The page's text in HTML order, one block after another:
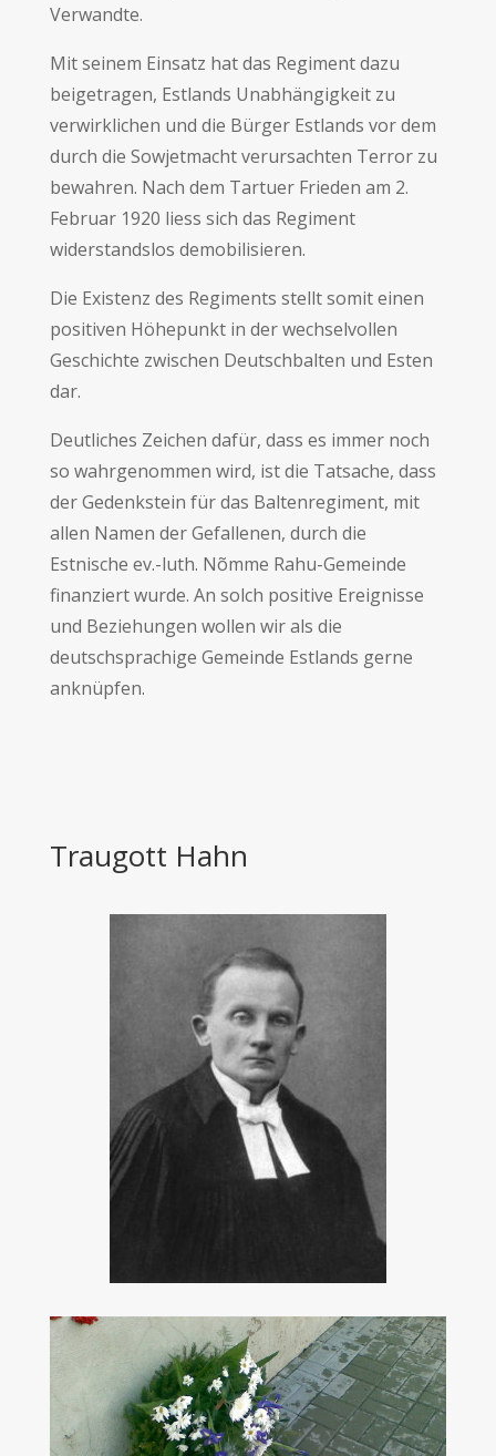
Verwandte.
Mit seinem Einsatz hat das Regiment dazu
beigetragen, Estlands Unabhängigkeit zu
verwirklichen und die Bürger Estlands vor dem
durch die Sowjetmacht verursachten Terror zu
bewahren. Nach dem Tartuer Frieden am 2.
Februar 1920 liess sich das Regiment
widerstandslos demobilisieren.
Die Existenz des Regiments stellt somit einen
positiven Höhepunkt in der wechselvollen
Geschichte zwischen Deutschbalten und Esten
dar.
Deutliches Zeichen dafür, dass es immer noch
so wahrgenommen wird, ist die Tatsache, dass
der Gedenkstein für das Baltenregiment, mit
allen Namen der Gefallenen, durch die
Estnische ev.-luth. Nõmme Rahu-Gemeinde
finanziert wurde. An solch positive Ereignisse
und Beziehungen wollen wir als die
deutschsprachige Gemeinde Estlands gerne
anknüpfen.
Traugott Hahn